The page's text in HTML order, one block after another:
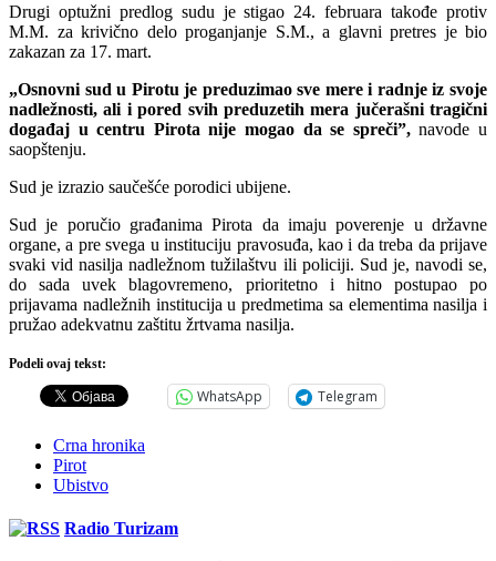
Drugi optužni predlog sudu je stigao 24. februara takođe protiv
M.M. za krivično delo proganjanje S.M., a glavni pretres je bio
zakazan za 17. mart.
„Osnovni sud u Pirotu je preduzimao sve mere i radnje iz svoje
nadležnosti, ali i pored svih preduzetih mera jučerašni tragični
događaj u centru Pirota nije mogao da se spreči”,navode u
saopštenju.
Sud je izrazio saučešće porodici ubijene.
Sud je poručio građanima Pirota da imaju poverenje u državne
organe, a pre svega u instituciju pravosuđa, kao i da treba da prijave
svaki vid nasilja nadležnom tužilaštvu ili policiji. Sud je, navodi se,
do sada uvek blagovremeno, prioritetno i hitno postupao po
prijavama nadležnih institucija u predmetima sa elementima nasilja i
pružao adekvatnu zaštitu žrtvama nasilja.
Podeli ovaj tekst:
WhatsApp Telegram
Crna hronika
Pirot
Ubistvo
Radio Turizam